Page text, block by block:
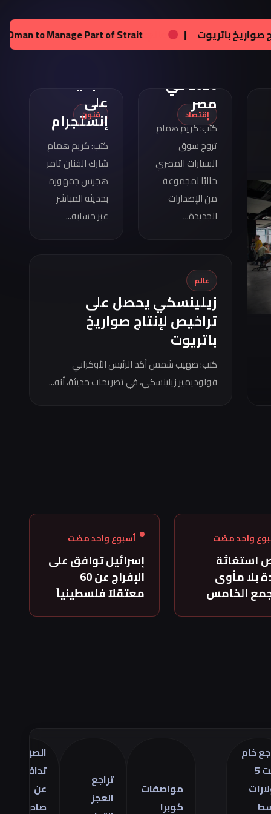
عالم:زيلينسكي يحصل على تراخيص لإنتاج صواريخ باتريوت
إقتصاد
مواصفات
كوبرا
2026 في
مصر
كتب: كريم همام
تروج سوق
السيارات المصري
حاليًا لمجموعة
من الإصدارات
الجديدة...
فنون
هجرس
يشارك
الجديدة
على
إنستجرام
كتب: كريم همام
شارك الفنان تامر
هجرس جمهوره
بحديثه المباشر
عبر حسابه...
عالم
زيلينسكي يحصل على
تراخيص لإنتاج صواريخ
باتريوت
كتب: صهيب شمس أكد الرئيس الأوكراني
فولوديمير زيلينسكي، في تصريحات حديثة، أنه...
واحد مضت
استغاثة
بلا مأوى
الخامس
أسبوع واحد مضت
إسرائيل توافق على
الإفراج عن 60
معتقلاً فلسطينياً
مواصفات
صادراتها